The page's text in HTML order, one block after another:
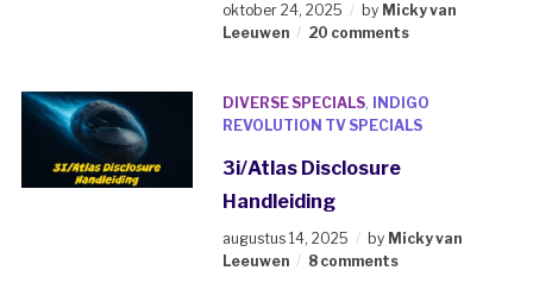
oktober 24, 2025 by Micky van
Leeuwen
20 comments
DIVERSE SPECIALS,
INDIGO
REVOLUTION TV SPECIALS
3i/Atlas Disclosure
Handleiding
augustus 14, 2025 by Micky van
Leeuwen
8 comments